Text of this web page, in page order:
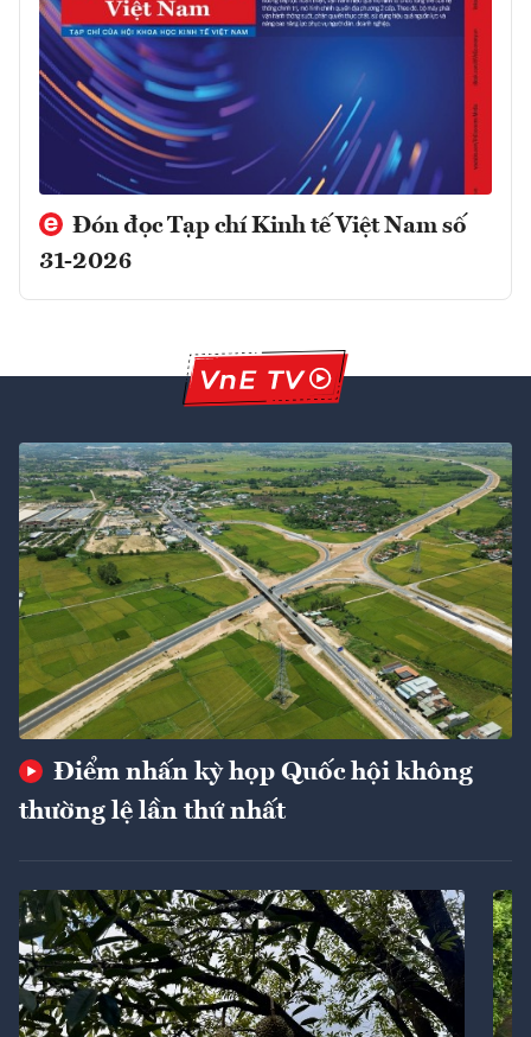
Đón đọc Tạp chí Kinh tế Việt Nam số
31-2026
Điểm nhấn kỳ họp Quốc hội không
thường lệ lần thứ nhất